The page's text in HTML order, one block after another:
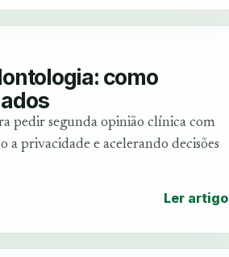
como
pedir segunda opinião clínica com
privacidade e acelerando decisões
Ler artigo